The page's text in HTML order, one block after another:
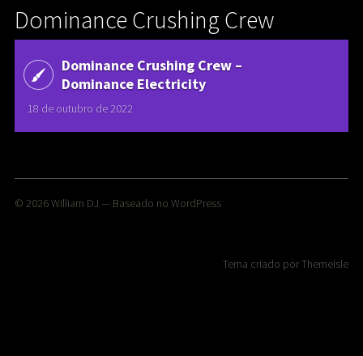
Dominance Crushing Crew
Dominance Crushing Crew –
Dominance Electricity
18 de outubro de 2022
© 2026William DJ — Baseado no WordPress
Tema criado porThemeIsle